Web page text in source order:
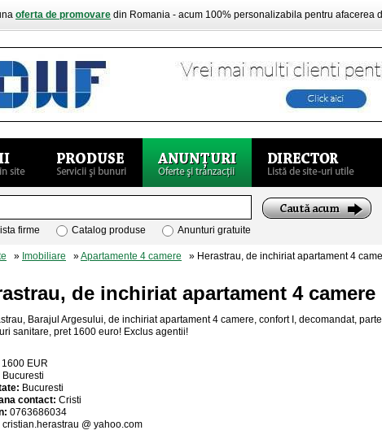
oferta de promovare din Romania - acum 100% personalizabila pentru afacerea
firme Catalog produse Anunturi gratuite
» Imobiliare »Apartamente 4 camere » Herastrau, de inchiriat apartament 4
de inchiriat apartament 4 camere
Barajul Argesului, de inchiriat apartament 4 camere, confort I, decomandat,
sanitare, pret 1600 euro! Exclus agentii!
1600 EUR
Bucuresti
Bucuresti
contact: Cristi
0763686034
cristian.herastrau @ yahoo.com